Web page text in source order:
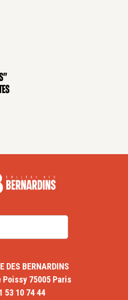
DES BERNARDINS
Poissy 75005 Paris
53 10 74 44